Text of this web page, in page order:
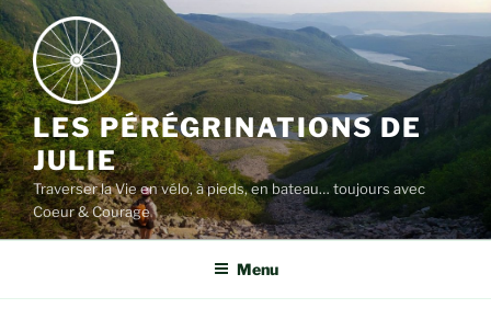
Aller
au
contenu
LES PÉRÉGRINATIONS DE
JULIE
Traverser la Vie en vélo, à pieds, en bateau… toujours avec
Coeur & Courage
Menu